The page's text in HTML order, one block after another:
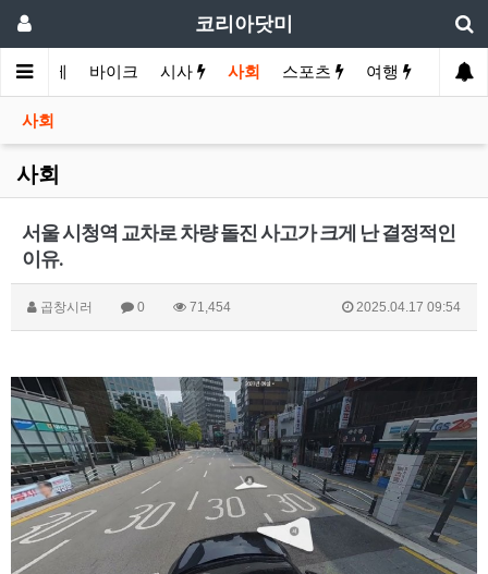
코리아닷미
경제 바이크 시사 사회 스포츠 여행 유머
사회
사회
서울 시청역 교차로 차량 돌진 사고가 크게 난 결정적인
이유.
곱창시러 0 71,454 2025.04.17 09:54